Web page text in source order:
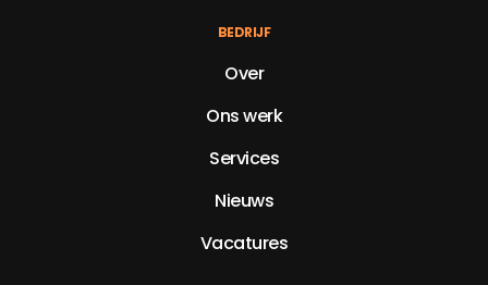
BEDRIJF
Over
Ons werk
Services
Nieuws
Vacatures